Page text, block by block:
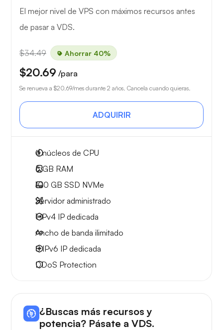
El mejor nivel de VPS con máximos recursos antes
de pasar a VDS.
$34.49 Ahorrar 40%
$20.69 /para
Se renueva a $20.69/mes durante 2 años. Cancela cuando quieras.
ADQUIRIR
4núcleos de CPU
6 GB RAM
100 GB SSD NVMe
Servidor administrado
1 IPv4 IP dedicada
Ancho de banda ilimitado
8 IPv6 IP dedicada
DDoS Protection
¿Buscas más recursos y
potencia? Pásate a VDS.